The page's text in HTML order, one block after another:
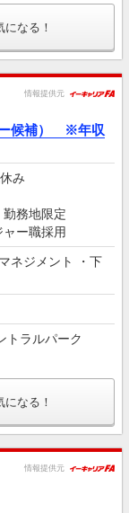
になる！
情報提供元
ー候補） ※年収
み
務地限定
ー職採用
ネジメント ・下
ラルパーク
になる！
情報提供元